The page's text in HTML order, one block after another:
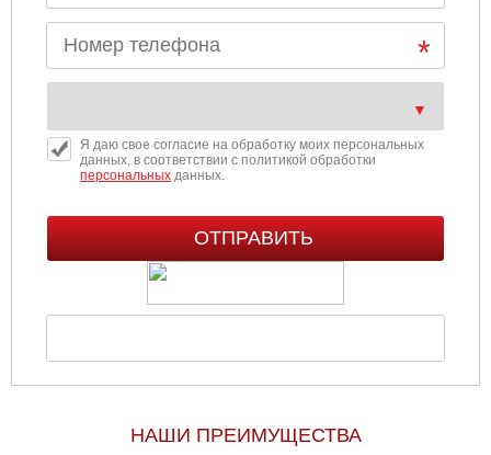
Я даю свое согласие на обработку моих персональных
данных, в соответствии с политикой обработки
персональныхданных.
НАШИ ПРЕИМУЩЕСТВА